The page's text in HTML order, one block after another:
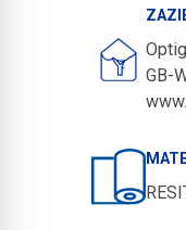
GB-